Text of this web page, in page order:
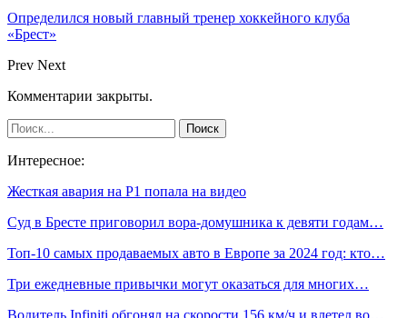
Определился новый главный тренер хоккейного клуба
«Брест»
Prev Next
Комментарии закрыты.
Интересное:
Жесткая авария на Р1 попала на видео
Суд в Бресте приговорил вора-домушника к девяти годам…
Топ-10 самых продаваемых авто в Европе за 2024 год: кто…
Три ежедневные привычки могут оказаться для многих…
Водитель Infiniti обгонял на скорости 156 км/ч и влетел во…